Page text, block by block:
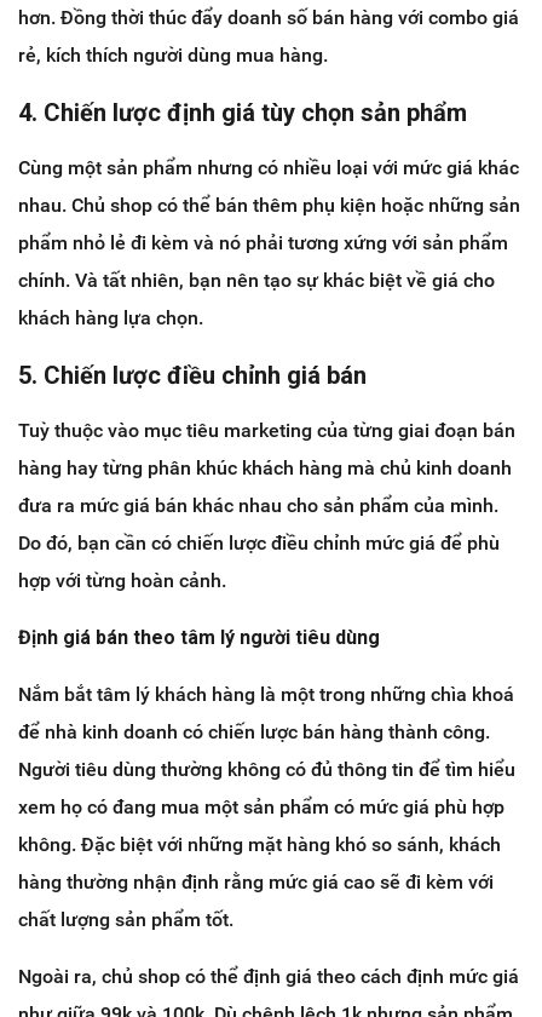
hơn. Đồng thời thúc đẩy doanh số bán hàng với combo giá
rẻ, kích thích người dùng mua hàng.
4. Chiến lược định giá tùy chọn sản phẩm
Cùng một sản phẩm nhưng có nhiều loại với mức giá khác
nhau. Chủ shop có thể bán thêm phụ kiện hoặc những sản
phẩm nhỏ lẻ đi kèm và nó phải tương xứng với sản phẩm
chính. Và tất nhiên, bạn nên tạo sự khác biệt về giá cho
khách hàng lựa chọn.
5. Chiến lược điều chỉnh giá bán
Tuỳ thuộc vào mục tiêu marketing của từng giai đoạn bán
hàng hay từng phân khúc khách hàng mà chủ kinh doanh
đưa ra mức giá bán khác nhau cho sản phẩm của mình.
Do đó, bạn cần có chiến lược điều chỉnh mức giá để phù
hợp với từng hoàn cảnh.
Định giá bán theo tâm lý người tiêu dùng
Nắm bắt tâm lý khách hàng là một trong những chìa khoá
để nhà kinh doanh có chiến lược bán hàng thành công.
Người tiêu dùng thường không có đủ thông tin để tìm hiểu
xem họ có đang mua một sản phẩm có mức giá phù hợp
không. Đặc biệt với những mặt hàng khó so sánh, khách
hàng thường nhận định rằng mức giá cao sẽ đi kèm với
chất lượng sản phẩm tốt.
Ngoài ra, chủ shop có thể định giá theo cách định mức giá